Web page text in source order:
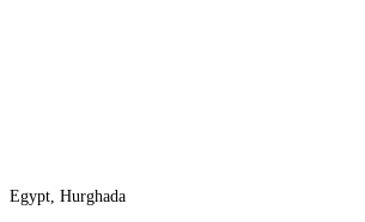
Egypt, Hurghada